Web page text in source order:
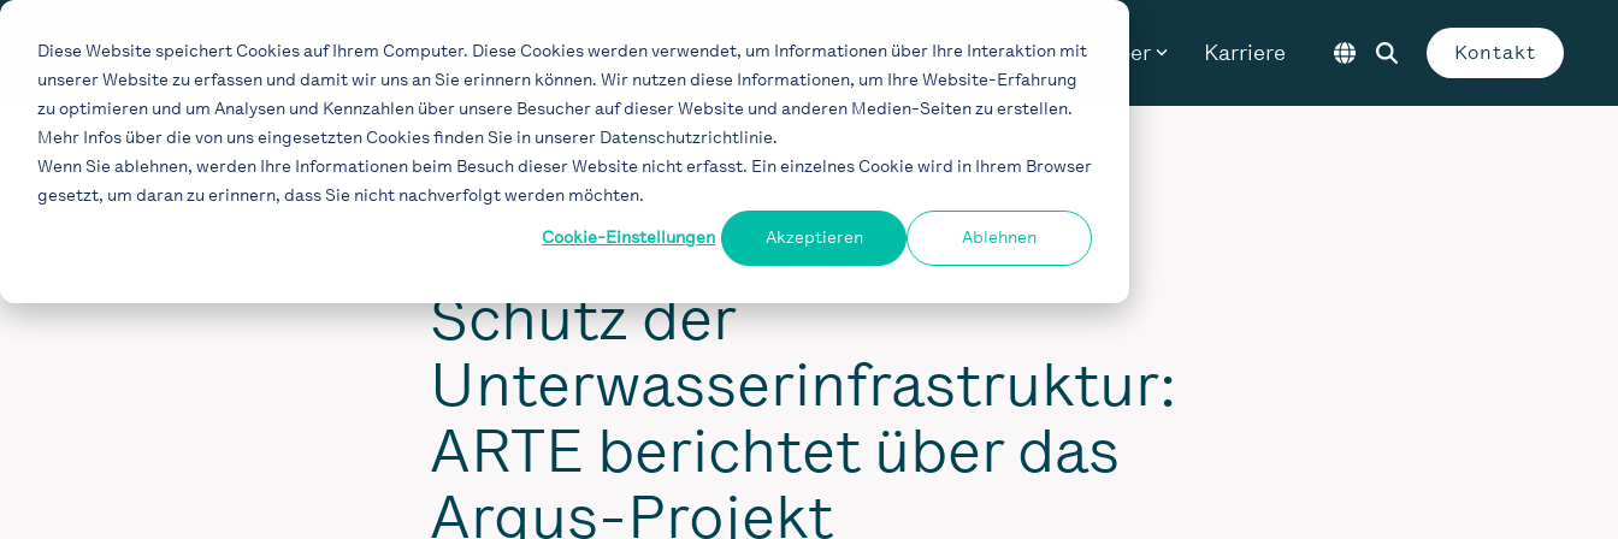
Diese Website speichert Cookies auf Ihrem Computer. Diese Cookies werden verwendet, um Informationen über Ihre Interaktion mit
unserer Website zu erfassen und damit wir uns an Sie erinnern können. Wir nutzen diese Informationen, um Ihre Website-Erfahrung
zu optimieren und um Analysen und Kennzahlen über unsere Besucher auf dieser Website und anderen Medien-Seiten zu erstellen.
Mehr Infos über die von uns eingesetzten Cookies finden Sie in unserer Datenschutzrichtlinie.
Wenn Sie ablehnen, werden Ihre Informationen beim Besuch dieser Website nicht erfasst. Ein einzelnes Cookie wird in Ihrem Browser
gesetzt, um daran zu erinnern, dass Sie nicht nachverfolgt werden möchten.
Cookie-Einstellungen Akzeptieren Ablehnen
Skip
main
content.
Lösungen Industrien Projekte Blog Über Karriere Kontakt
Schutz der
Unterwasserinfrastruktur:
ARTE berichtet über das
Argus-Projekt